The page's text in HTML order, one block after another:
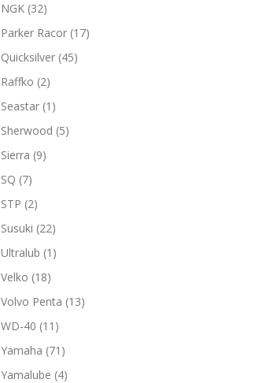
NGK (32)
Parker Racor (17)
Quicksilver (45)
Raffko (2)
Seastar (1)
Sherwood (5)
Sierra (9)
SQ (7)
STP (2)
Susuki (22)
Ultralub (1)
Velko (18)
Volvo Penta (13)
WD-40 (11)
Yamaha (71)
Yamalube (4)